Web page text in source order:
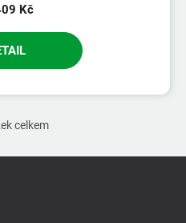
Kč
O
l
celkem